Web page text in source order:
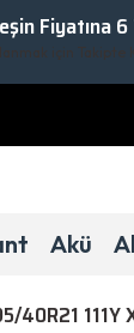
Fiyatına 6
Akü
40R21